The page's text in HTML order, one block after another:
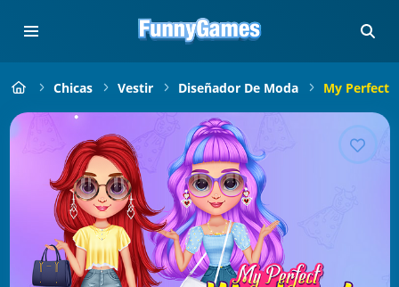
Chicas Vestir Diseñador De Moda My Perfect